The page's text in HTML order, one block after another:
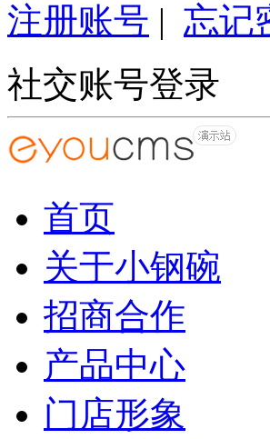
注册账号 | 忘记
社交账号登录
首页
关于小钢碗
招商合作
产品中心
门店形象